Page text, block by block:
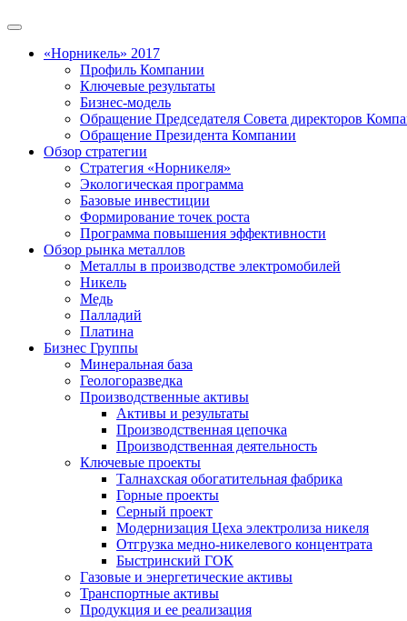
«Норникель» 2017
Профиль Компании
Ключевые результаты
Бизнес-модель
Обращение Председателя Совета директоров
Обращение Президента Компании
Обзор стратегии
Стратегия «Норникеля»
Экологическая программа
Базовые инвестиции
Формирование точек роста
Программа повышения эффективности
Обзор рынка металлов
Металлы в производстве электромобилей
Никель
Медь
Палладий
Платина
Бизнес Группы
Минеральная база
Геологоразведка
Производственные активы
Активы и результаты
Производственная цепочка
Производственная деятельность
Ключевые проекты
Талнахская обогатительная фабрика
Горные проекты
Серный проект
Модернизация Цеха электролиза никеля
Отгрузка медно-никелевого концентрата
Быстринский ГОК
Газовые и энергетические активы
Транспортные активы
Продукция и ее реализация